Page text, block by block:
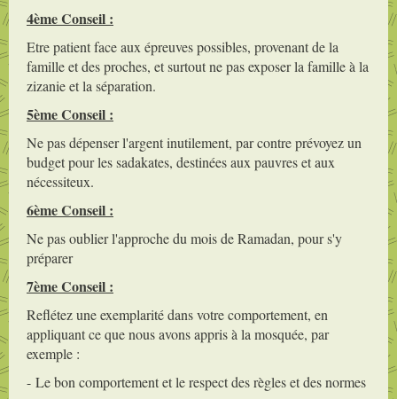
4ème Conseil :
Etre patient face aux épreuves possibles, provenant de la
famille et des proches, et surtout ne pas exposer la famille à la
zizanie et la séparation.
5ème Conseil :
Ne pas dépenser l'argent inutilement, par contre prévoyez un
budget pour les sadakates, destinées aux pauvres et aux
nécessiteux.
6ème Conseil :
Ne pas oublier l'approche du mois de Ramadan, pour s'y
préparer
7ème Conseil :
Reflétez une exemplarité dans votre comportement, en
appliquant ce que nous avons appris à la mosquée, par
exemple :
- Le bon comportement et le respect des règles et des normes